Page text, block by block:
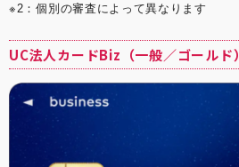
※2：個別の審査によって異なります
UC法人カードBiz（一般／ゴールド）